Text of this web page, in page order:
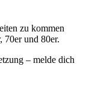
zu kommen
70er und 80er.
– melde dich